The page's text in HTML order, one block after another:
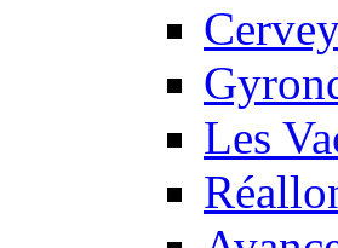
Les